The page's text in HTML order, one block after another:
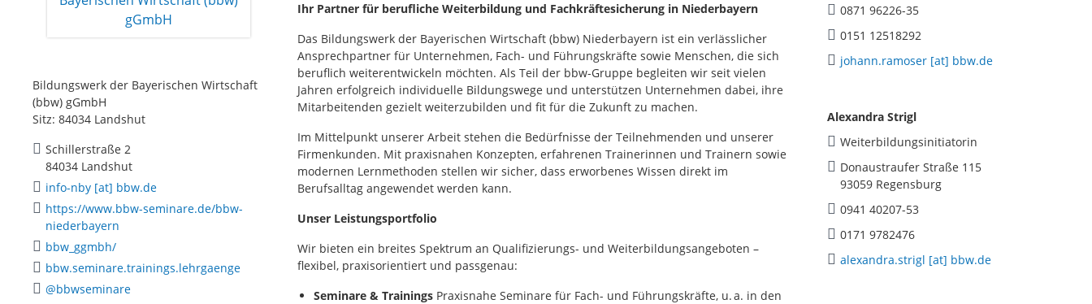
Bildungswerk der Bayerischen Wirtschaft
(bbw) gGmbH
Sitz: 84034 Landshut
Schillerstraße 2
84034 Landshut
info-nby [at] bbw.de
https://www.bbw-seminare.de/bbw-
niederbayern
bbw_ggmbh/
bbw.seminare.trainings.lehrgaenge
@bbwseminare
Ihr Partner für berufliche Weiterbildung und Fachkräftesicherung in Niederbayern
Das Bildungswerk der Bayerischen Wirtschaft (bbw) Niederbayern ist ein verlässlicher
Ansprechpartner für Unternehmen, Fach- und Führungskräfte sowie Menschen, die sich
beruflich weiterentwickeln möchten. Als Teil der bbw-Gruppe begleiten wir seit vielen
Jahren erfolgreich individuelle Bildungswege und unterstützen Unternehmen dabei, ihre
Mitarbeitenden gezielt weiterzubilden und fit für die Zukunft zu machen.
Im Mittelpunkt unserer Arbeit stehen die Bedürfnisse der Teilnehmenden und unserer
Firmenkunden. Mit praxisnahen Konzepten, erfahrenen Trainerinnen und Trainern sowie
modernen Lernmethoden stellen wir sicher, dass erworbenes Wissen direkt im
Berufsalltag angewendet werden kann.
Unser Leistungsportfolio
Wir bieten ein breites Spektrum an Qualifizierungs- und Weiterbildungsangeboten –
flexibel, praxisorientiert und passgenau:
Seminare & Trainings Praxisnahe Seminare für Fach- und Führungskräfte, u. a. in den
0871 96226-35
0151 12518292
johann.ramoser [at] bbw.de
Alexandra Strigl
Weiterbildungsinitiatorin
Donaustraufer Straße 115
93059 Regensburg
0941 40207-53
0171 9782476
alexandra.strigl [at] bbw.de